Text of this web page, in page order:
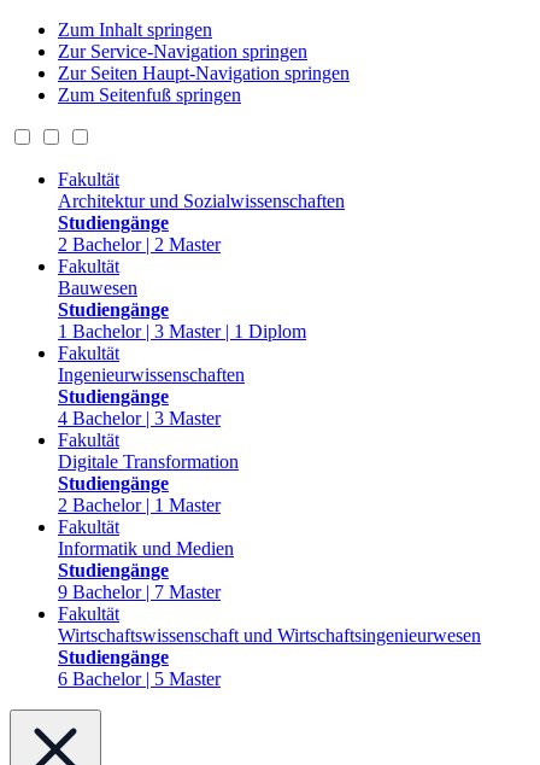
Zum Inhalt springen
Zur Service-Navigation springen
Zur Seiten Haupt-Navigation springen
Zum Seitenfuß springen
Fakultät
Architektur und Sozialwissenschaften
Studiengänge
2 Bachelor | 2 Master
Fakultät
Bauwesen
Studiengänge
1 Bachelor | 3 Master | 1 Diplom
Fakultät
Ingenieurwissenschaften
Studiengänge
4 Bachelor | 3 Master
Fakultät
Digitale Transformation
Studiengänge
2 Bachelor | 1 Master
Fakultät
Informatik und Medien
Studiengänge
9 Bachelor | 7 Master
Fakultät
Wirtschaftswissenschaft und Wirtschaftsingenieurwesen
Studiengänge
6 Bachelor | 5 Master